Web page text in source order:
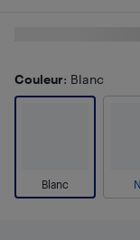
Couleur: Blanc
Blanc